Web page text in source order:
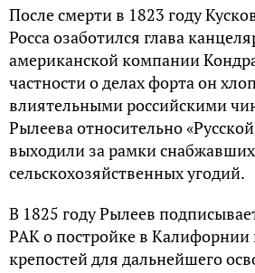
После смерти в 1823 году
Росса озаботился глава
американской компании
частности о делах форта он
влиятельными российскими
Рылеева относительно
выходили за рамки
сельскохозяйственных угодий.
В 1825 году Рылеев
РАК о постройке в Калифорнии
крепостей для дальнейшего